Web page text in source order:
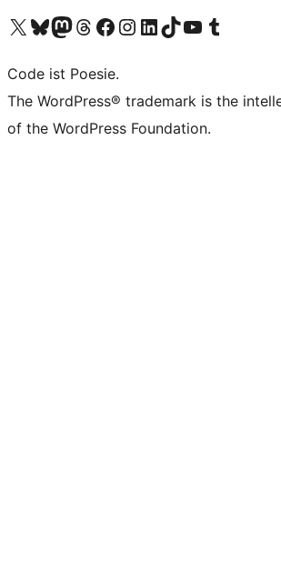
Unser X-Konto (früher Twitter) besuchen
Unser Bluesky-Konto besuchen
Unser Mastodon-Konto besuchen
Unser Threads-Konto besuchen
Unsere Facebook-Seite besuchen
Unser Instagram-Konto besuchen
Unser LinkedIn-Konto besuchen
Unser TikTok-Konto besuchen
Unseren YouTube-Kanal besuchen
Unser Tumblr-Konto
Code ist Poesie.
The WordPress® trademark is the
of the WordPress Foundation.